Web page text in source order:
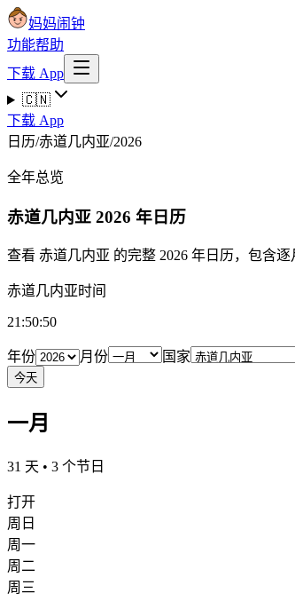
妈妈闹钟
功能帮助
下载 App
🇨🇳
下载 App
日历/赤道几内亚/2026
全年总览
赤道几内亚 2026 年日历
查看 赤道几内亚 的完整 2026 年日历，包含
赤道几内亚时间
21:50:51
年份 月份 国家
今天
一月
31 天 • 3 个节日
打开
周日
周一
周二
周三